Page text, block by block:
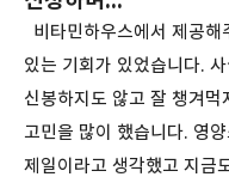
비타민하우스에서 제공
있는 기회가 있었습니다.
신봉하지도 않고 잘 챙겨
고민을 많이 했습니다. 영
제일이라고 생각했고 지금